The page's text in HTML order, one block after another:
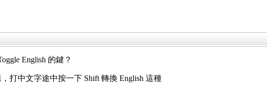
English 的鍵？
打中文字途中按一下 Shift 轉換 English 這種